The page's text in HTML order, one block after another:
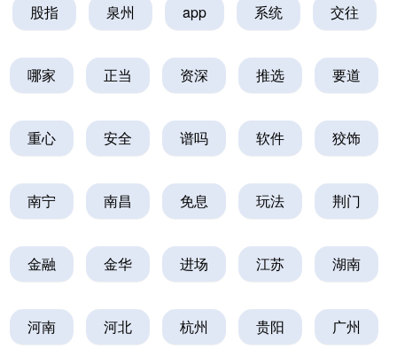
股指 泉州 app 系统 交往
哪家 正当 资深 推选 要道
重心 安全 谱吗 软件 狡饰
南宁 南昌 免息 玩法 荆门
金融 金华 进场 江苏 湖南
河南 河北 杭州 贵阳 广州